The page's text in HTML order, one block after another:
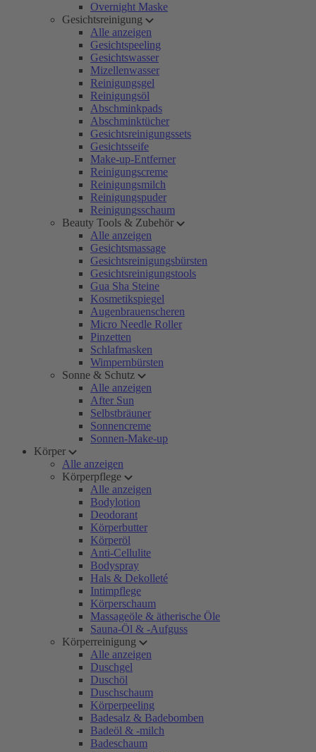
Overnight Maske
Gesichtsreinigung
Alle anzeigen
Gesichtspeeling
Gesichtswasser
Mizellenwasser
Reinigungsgel
Reinigungsöl
Abschminkpads
Abschminktücher
Gesichtsreinigungssets
Gesichtsseife
Make-up-Entferner
Reinigungscreme
Reinigungsmilch
Reinigungspuder
Reinigungsschaum
Beauty Tools & Zubehör
Alle anzeigen
Gesichtsmassage
Gesichtsreinigungsbürsten
Gesichtsreinigungstools
Gua Sha Steine
Kosmetikspiegel
Augenbrauenscheren
Micro Needle Roller
Pinzetten
Schlafmasken
Wimpernbürsten
Sonne & Schutz
Alle anzeigen
After Sun
Selbstbräuner
Sonnencreme
Sonnen-Make-up
Körper
Alle anzeigen
Körperpflege
Alle anzeigen
Bodylotion
Deodorant
Körperbutter
Körperöl
Anti-Cellulite
Bodyspray
Hals & Dekolleté
Intimpflege
Körperschaum
Massageöle & ätherische Öle
Sauna-Öl & -Aufguss
Körperreinigung
Alle anzeigen
Duschgel
Duschöl
Duschschaum
Körperpeeling
Badesalz & Badebomben
Badeöl & -milch
Badeschaum